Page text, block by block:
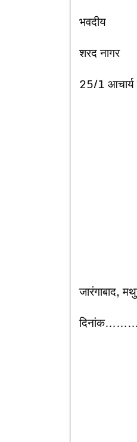
भवदीय
शरद नागर
25/1 आचार्य
जारंगाबाद,